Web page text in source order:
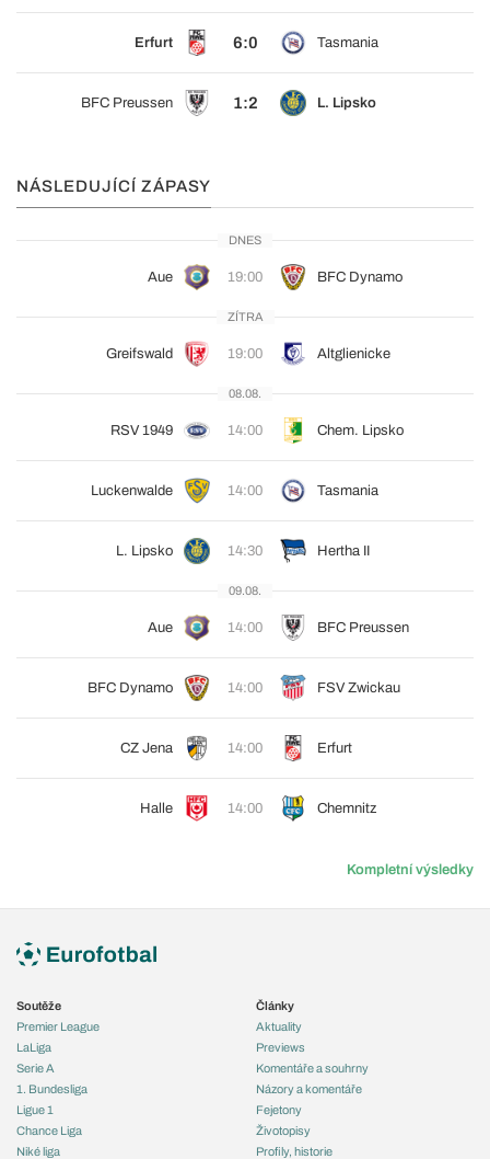
Erfurt 6:0 Tasmania
BFC Preussen 1:2 L. Lipsko
NÁSLEDUJÍCÍ ZÁPASY
DNES
Aue 19:00 BFC Dynamo
ZÍTRA
Greifswald 19:00 Altglienicke
08.08.
RSV 1949 14:00 Chem. Lipsko
Luckenwalde 14:00 Tasmania
L. Lipsko 14:30 Hertha II
09.08.
Aue 14:00 BFC Preussen
BFC Dynamo 14:00 FSV Zwickau
CZ Jena 14:00 Erfurt
Halle 14:00 Chemnitz
Kompletní výsledky
Soutěže
Premier League
LaLiga
Serie A
1. Bundesliga
Ligue 1
Chance Liga
Niké liga
Články
Aktuality
Previews
Komentáře a souhrny
Názory a komentáře
Fejetony
Životopisy
Profily, historie